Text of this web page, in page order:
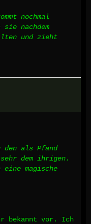
nochmal
nachdem
und zieht
als Pfand
dem ihrigen.
eine magische
bekannt vor. Ich